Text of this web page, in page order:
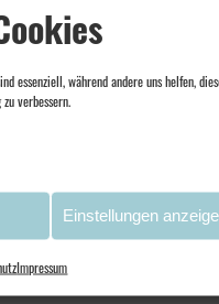
essenziell, während andere uns helfen,
verbessern.
Einstellungen
Impressum